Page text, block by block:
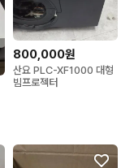
800,000원
산요 PLC-XF1000 대형
빔프로젝터